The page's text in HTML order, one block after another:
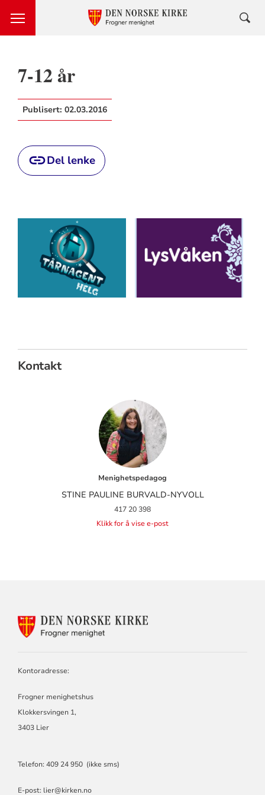
7-12 år
Publisert: 02.03.2016
Del lenke
Artikkelsnarveger
Kontakt
Menighetspedagog
STINE PAULINE BURVALD-NYVOLL
417 20 398
Klikk for å vise e-post
KONTAKTINFORMASJON
Kontoradresse:
Frogner menighetshus
Klokkersvingen 1,
3403 Lier
Telefon: 409 24 950 (ikke sms)
E-post: lier@kirken.no